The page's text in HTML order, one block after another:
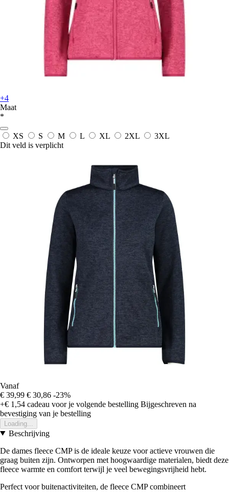
+4
Maat
*
XS S M L XL 2XL
3XL
Dit veld is verplicht
Vanaf
€ 39,99 € 30,86 -23%
+€ 1,54 cadeau voor je volgende bestelling Bijgeschreven na
bevestiging van je bestelling
Loading...
Beschrijving
De dames fleece CMP is de ideale keuze voor actieve vrouwen die
graag buiten zijn. Ontworpen met hoogwaardige materialen, biedt deze
fleece warmte en comfort terwijl je veel bewegingsvrijheid hebt.
Perfect voor buitenactiviteiten, de fleece CMP combineert